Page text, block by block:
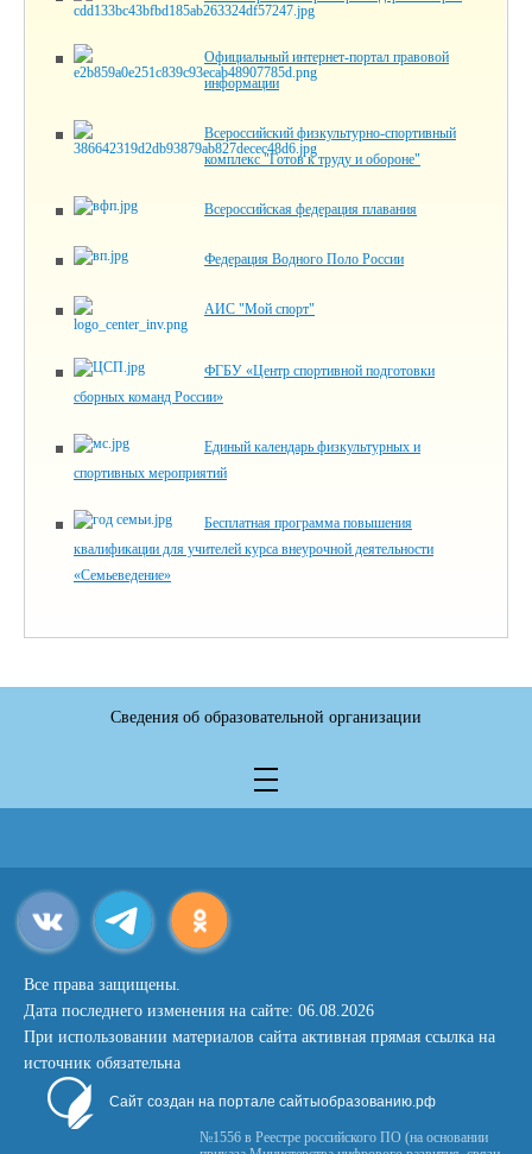
Официальный интернет-портал правовой
информации
Всероссийский физкультурно-спортивный
комплекс "Готов к труду и обороне"
Всероссийская федерация плавания
Федерация Водного Поло России
АИС "Мой спорт"
ФГБУ «Центр спортивной подготовки
сборных команд России»
Единый календарь физкультурных и
спортивных мероприятий
Бесплатная программа повышения
квалификации для учителей курса внеурочной деятельности
«Семьеведение»
Сведения об образовательной организации
Все права защищены.
Дата последнего изменения на сайте: 06.08.2026
При использовании материалов сайта активная прямая ссылка на
источник обязательна
Сайт создан на портале сайтыобразованию.рф
№1556 в Реестре российского ПО (на основании